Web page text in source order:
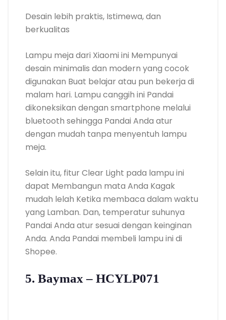
Desain lebih praktis, Istimewa, dan
berkualitas
Lampu meja dari Xiaomi ini Mempunyai
desain minimalis dan modern yang cocok
digunakan Buat belajar atau pun bekerja di
malam hari. Lampu canggih ini Pandai
dikoneksikan dengan smartphone melalui
bluetooth sehingga Pandai Anda atur
dengan mudah tanpa menyentuh lampu
meja.
Selain itu, fitur Clear Light pada lampu ini
dapat Membangun mata Anda Kagak
mudah lelah Ketika membaca dalam waktu
yang Lamban. Dan, temperatur suhunya
Pandai Anda atur sesuai dengan keinginan
Anda. Anda Pandai membeli lampu ini di
Shopee.
5. Baymax – HCYLP071